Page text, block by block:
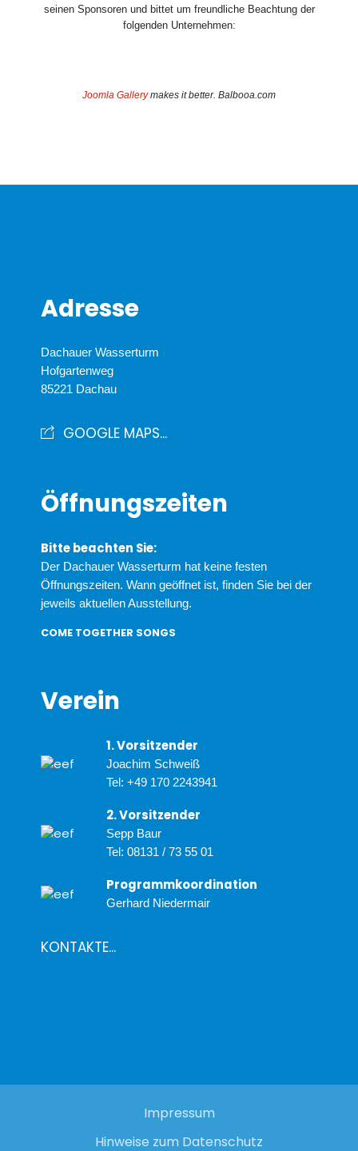
seinen Sponsoren und bittet um freundliche Beachtung der
folgenden Unternehmen:
Joomla Gallerymakes it better. Balbooa.com
Adresse
Dachauer Wasserturm
Hofgartenweg
85221 Dachau
GOOGLE MAPS...
Öffnungszeiten
Bitte beachten Sie:
Der Dachauer Wasserturm hat keine festen
Öffnungszeiten. Wann geöffnet ist, finden Sie bei der
jeweils aktuellen Ausstellung.
COME TOGETHER SONGS
Verein
1. Vorsitzender
Joachim Schweiß
Tel: +49 170 2243941
2. Vorsitzender
Sepp Baur
Tel: 08131 / 73 55 01
Programmkoordination
Gerhard Niedermair
KONTAKTE...
Impressum
Hinweise zum Datenschutz